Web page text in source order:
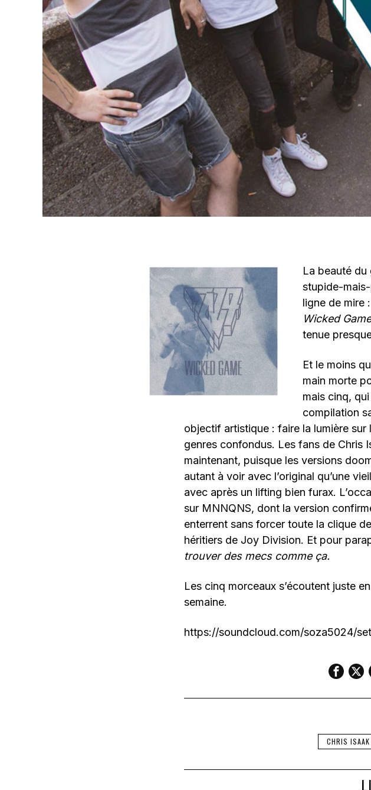
La beauté du
stupide-
ligne de mire
Wicked Game
tenue
Et le moins
main morte
mais cinq,
compilation
objectif artistique : faire la lumière
genres confondus. Les fans de Chris
maintenant, puisque les versions
autant à voir avec l’original qu’une
avec après un lifting bien furax.
sur MNNQNS, dont la version
enterrent sans forcer toute la clique
héritiers de Joy Division. Et pour
trouver des mecs comme ça.
Les cinq morceaux s’écoutent juste
semaine.
https://soundcloud.com/soza5024/
CHRIS ISAAK